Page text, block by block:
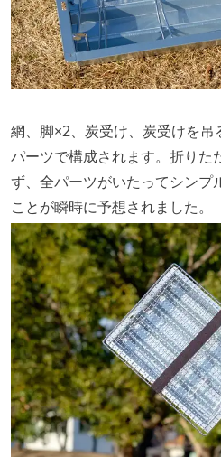
網、脚×2、炭受け、炭受けを
パーツで構成されます。折りた
ず、全パーツがいたってシンプ
ことが瞬時に予想されました。